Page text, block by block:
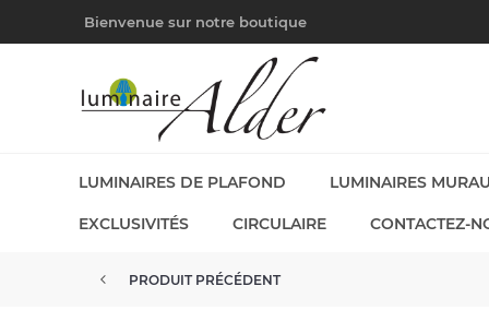
Bienvenue sur notre boutique
LUMINAIRES DE PLAFOND LUMINAIRES
EXCLUSIVITÉS CIRCULAIRE CONTACTEZ-
PRODUIT PRÉCÉDENT